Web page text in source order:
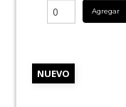
Agregar
NUEVO